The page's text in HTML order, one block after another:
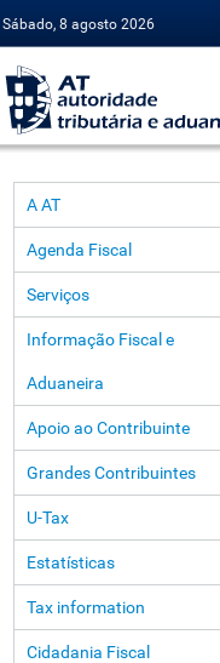
Sábado, 8 agosto 2026
A AT
Agenda Fiscal
Serviços
Informação Fiscal e
Aduaneira
Apoio ao Contribuinte
Grandes Contribuintes
U-Tax
Estatísticas
Tax information
Cidadania Fiscal